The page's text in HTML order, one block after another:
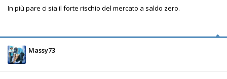
In più pare ci sia il forte rischio del mercato a saldo zero.
Massy73